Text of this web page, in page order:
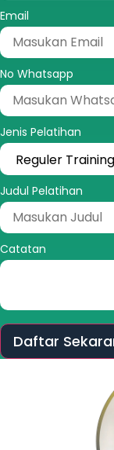
Email
No Whatsapp
Jenis Pelatihan
Judul Pelatihan
Catatan
Daftar